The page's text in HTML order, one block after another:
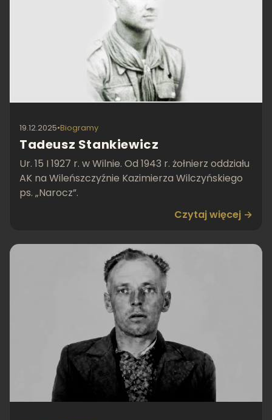
19.12.2025•Biogramy
Tadeusz Stankiewicz
Ur. 15 I 1927 r. w Wilnie. Od 1943 r. żołnierz oddziału
AK na Wileńszczyźnie Kazimierza Wilczyńskiego
ps. „Narocz”.
Czytaj więcej →